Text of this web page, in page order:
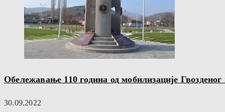
Обележавање 110 година од мобилизације
30.09.2022